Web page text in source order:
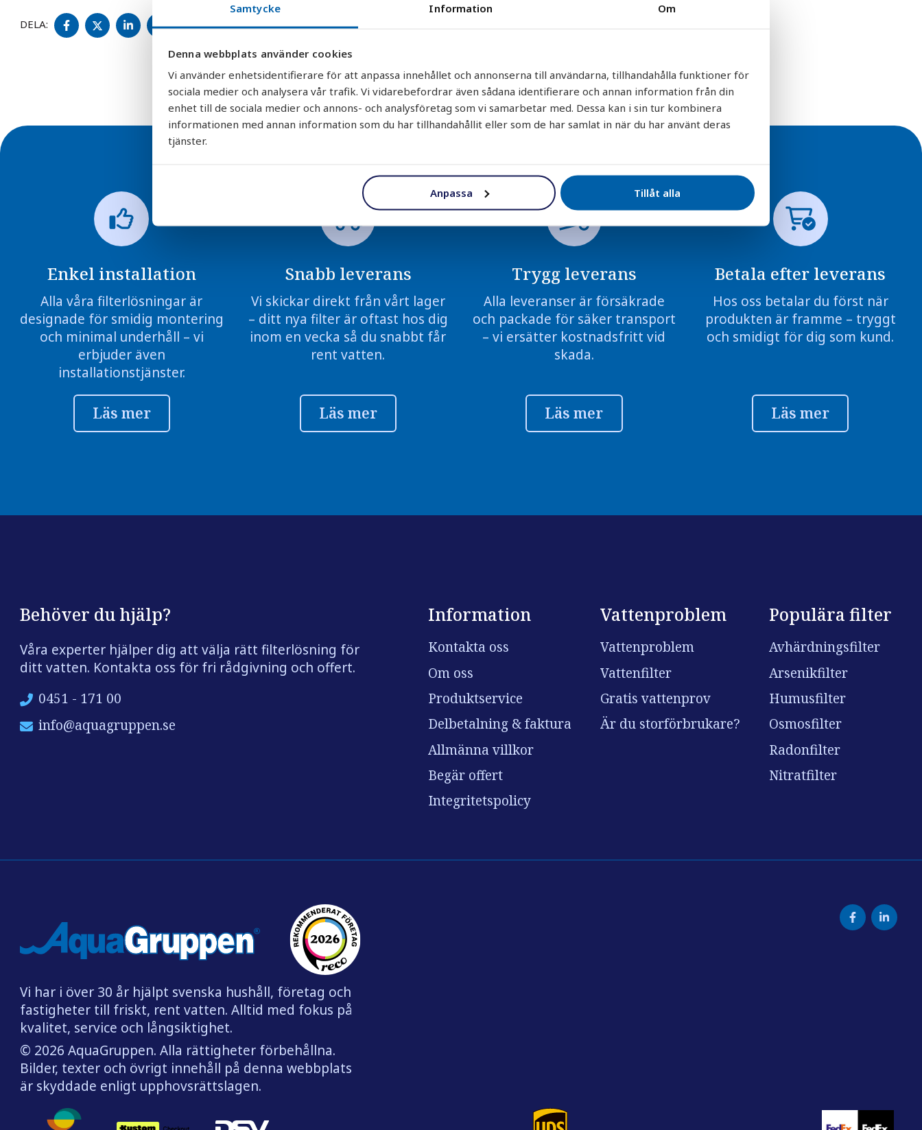
Samtycke Information Om
Denna webbplats använder cookies
Vi använder enhetsidentifierare för att anpassa innehållet och annonserna till användarna, tillhandahålla funktioner för
sociala medier och analysera vår trafik. Vi vidarebefordrar även sådana identifierare och annan information från din
enhet till de sociala medier och annons- och analysföretag som vi samarbetar med. Dessa kan i sin tur kombinera
informationen med annan information som du har tillhandahållit eller som de har samlat in när du har använt deras
tjänster.
Anpassa Tillåt alla
DELA:
DELA
PÅ
DELA
PÅ
DELA
PÅ
LINKEDIN
PÅ
PINTEREST
Enkel installation
Alla våra filterlösningar är
designade för smidig montering
och minimal underhåll – vi
erbjuder även
installationstjänster.
Läs mer
Snabb leverans
Vi skickar direkt från vårt lager
– ditt nya filter är oftast hos dig
inom en vecka så du snabbt får
rent vatten.
Läs mer
Trygg leverans
Alla leveranser är försäkrade
och packade för säker transport
– vi ersätter kostnadsfritt vid
skada.
Läs mer
Betala efter leverans
Hos oss betalar du först när
produkten är framme – tryggt
och smidigt för dig som kund.
Läs mer
Behöver du hjälp?
Våra experter hjälper dig att välja rätt filterlösning för
ditt vatten. Kontakta oss för fri rådgivning och offert.
0451 - 171 00
info@aquagruppen.se
Information
Kontakta oss
Om oss
Produktservice
Delbetalning & faktura
Allmänna villkor
Begär offert
Integritetspolicy
Vattenproblem
Vattenproblem
Vattenfilter
Gratis vattenprov
Är du storförbrukare?
Populära filter
Avhärdningsfilter
Arsenikfilter
Humusfilter
Osmosfilter
Radonfilter
Nitratfilter
Vi har i över 30 år hjälpt svenska hushåll, företag och
fastigheter till friskt, rent vatten. Alltid med fokus på
kvalitet, service och långsiktighet.
© 2026 AquaGruppen. Alla rättigheter förbehållna.
Bilder, texter och övrigt innehåll på denna webbplats
är skyddade enligt upphovsrättslagen.
Facebook